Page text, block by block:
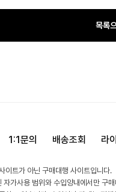
목록
1:1문의 배송조회 라
이트가 아닌 구매대행 사이트입니다.
가사용 범위와 수입양내에서만 구